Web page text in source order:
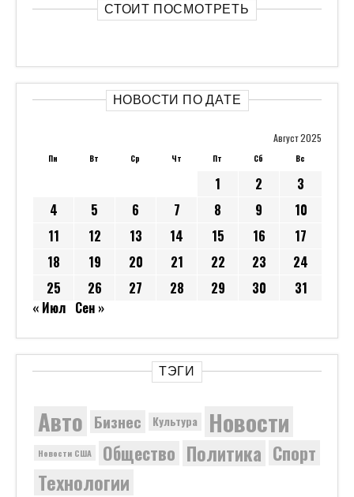
СТОИТ ПОСМОТРЕТЬ
НОВОСТИ ПО ДАТЕ
Август 2025
Пн Вт Ср Чт Пт Сб Вс
1 2
3
4
5 6 7 8 9
10
11
12 13 14 15 16
17
18
19 20 21 22 23
24
25
26 27 28 29 30
31
« Июл Сен »
ТЭГИ
Авто Бизнес Культура Новости
Новости США Общество Политика Спорт
Технологии